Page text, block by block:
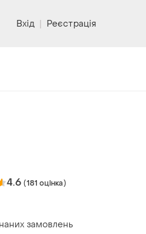
Вхід | Реєстрація
4.6 (181 оцінка)
замовлень